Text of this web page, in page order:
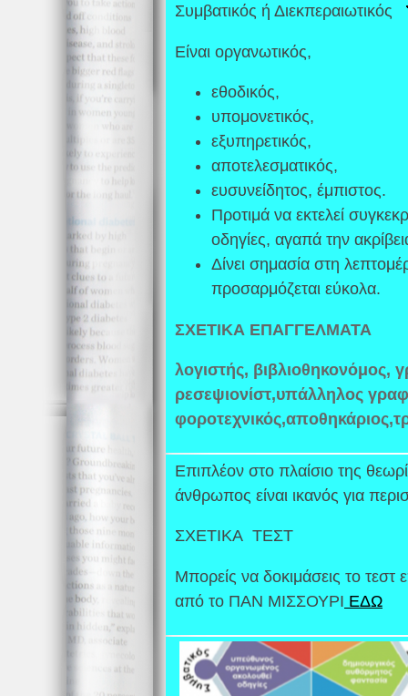
Συμβατικός ή Διεκπεραιωτικός
Είναι οργανωτικός,
εθοδικός,
υπομονετικός,
εξυπηρετικός,
αποτελεσματικός,
ευσυνείδητος, έμπιστος.
Προτιμά να εκτελεί
οδηγίες, αγαπά την
Δίνει σημασία στη
προσαρμόζεται εύκολα.
ΣΧΕΤΙΚΑ ΕΠΑΓΓΕΛΜΑΤΑ
λογιστής, βιβλιοθηκονόμος,
ρεσεψιονίστ,υπάλληλος
Επιπλέον στο πλαίσιο της
άνθρωπος είναι ικανός για
ΣΧΕΤΙΚΑ ΤΕΣΤ
Μπορείς να δοκιμάσεις το τεστ
από το ΠΑΝ ΜΙΣΣΟΥΡΙ ΕΔΩ